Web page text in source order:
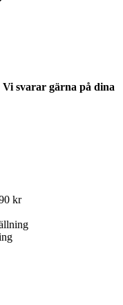
svarar gärna på dina
kr